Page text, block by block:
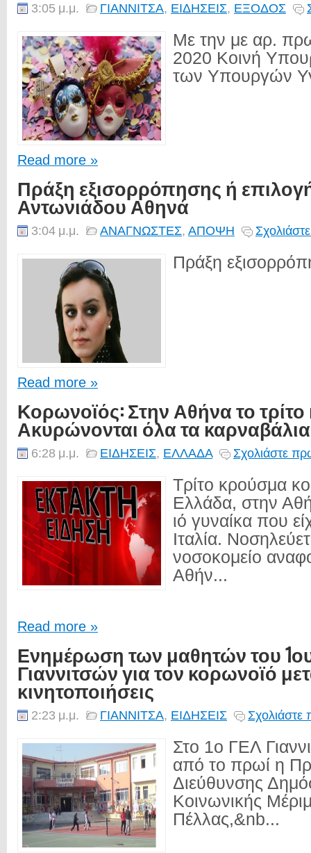
3:05 μ.μ. ΓΙΑΝΝΙΤΣΑ, ΕΙΔΗΣΕΙΣ, ΕΞΟΔΟΣ
Με την με αρ.
2020 Κοινή
των Υπουργών
Read more »
Πράξη εξισορρόπησης ή
Αντωνιάδου Αθηνά
3:04 μ.μ. ΑΝΑΓΝΩΣΤΕΣ, ΑΠΟΨΗ
Πράξη
Read more »
Κορωνοϊός: Στην Αθήνα το
Ακυρώνονται όλα τα
6:28 μ.μ. ΕΙΔΗΣΕΙΣ, ΕΛΛΑΔΑ Σχολιάστε
Τρίτο κρούσμα
Ελλάδα, στην
ιό γυναίκα που
Ιταλία.
νοσοκομείο
Αθήν...
Read more »
Ενημέρωση των μαθητών του
Γιαννιτσών για τον κορωνοϊό
κινητοποιήσεις
2:23 μ.μ. ΓΙΑΝΝΙΤΣΑ, ΕΙΔΗΣΕΙΣ Σχολιάστε
Στο 1ο ΓΕΛ
από το πρωί η
Διεύθυνσης
Κοινωνικής
Πέλλας,&nb...